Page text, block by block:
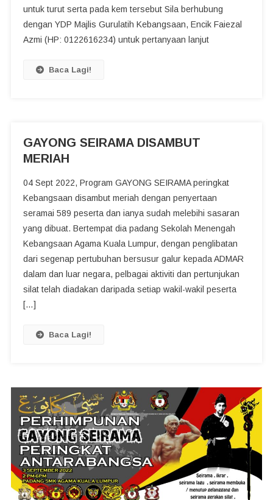
untuk turut serta pada kem tersebut Sila berhubung
dengan YDP Majlis Gurulatih Kebangsaan, Encik Faiezal
Azmi (HP: 0122616234) untuk pertanyaan lanjut
Baca Lagi!
GAYONG SEIRAMA DISAMBUT
MERIAH
04 Sept 2022, Program GAYONG SEIRAMA peringkat
Kebangsaan disambut meriah dengan penyertaan
seramai 589 peserta dan ianya sudah melebihi sasaran
yang dibuat. Bertempat dia padang Sekolah Menengah
Kebangsaan Agama Kuala Lumpur, dengan penglibatan
dari segenap pertubuhan bersusur galur kepada ADMAR
dalam dan luar negara, pelbagai aktiviti dan pertunjukan
silat telah diadakan daripada setiap wakil-wakil peserta
[…]
Baca Lagi!